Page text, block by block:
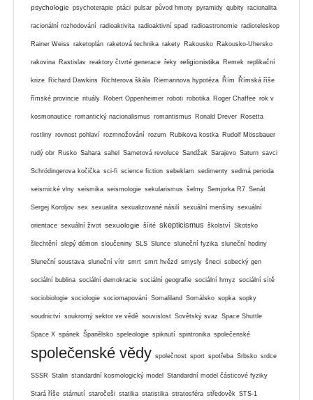
psychologie psychoterapie ptáci pulsar původ hmoty pyramidy qubity racionalita
racionální rozhodování radioaktivita radioaktivní spad radioastronomie radioteleskop
Rainer Weiss raketoplán raketová technika rakety Rakousko Rakousko-Uhersko
rakovina Rastislav reaktory čtvrté generace řeky religionistika Remek replikační
krize Richard Dawkins Richterova škála Riemannova hypotéza Řím Římská říše
římské provincie rituály Robert Oppenheimer roboti robotika Roger Chaffee rok v
kosmonautice romantický nacionalismus romantismus Ronald Drever Rosetta
rostliny rovnost pohlaví rozmnožování rozum Rubikova kostka Rudolf Mössbauer
rudý obr Rusko Sahara sahel Sametová revoluce Sandžak Sarajevo Saturn savci
Schrödingerova kočička sci-fi science fiction sebeklam sedimenty sedmá perioda
seismické vlny seismika seismologie sekularismus šelmy Semjorka R7 Senát
Sergej Koroljov sex sexualita sexualizované násilí sexuální menšiny sexuální
orientace sexuální život sexuologie šíité skepticismus školství Skotsko
šlechtění slepý démon sloučeniny SLS Slunce sluneční fyzika sluneční hodiny
Sluneční soustava sluneční vítr smrt smrt hvězd smysly šneci sobecký gen
sociální bublina sociální demokracie sociální geografie sociální hmyz sociální sítě
sociobiologie sociologie sociomapování Somaliland Somálsko sopka sopky
soudnictví soukromý sektor ve vědě souvislost Sovětský svaz Space Shuttle
Space X spánek Španělsko speleologie spiknutí spintronika společenské
společenské vědy společnost sport spotřeba Srbsko srdce
SSSR Stalin standardní kosmologický model Standardní model částicové fyziky
Stará říše stárnutí staročeši statika statistika stratosféra středověk STS-1